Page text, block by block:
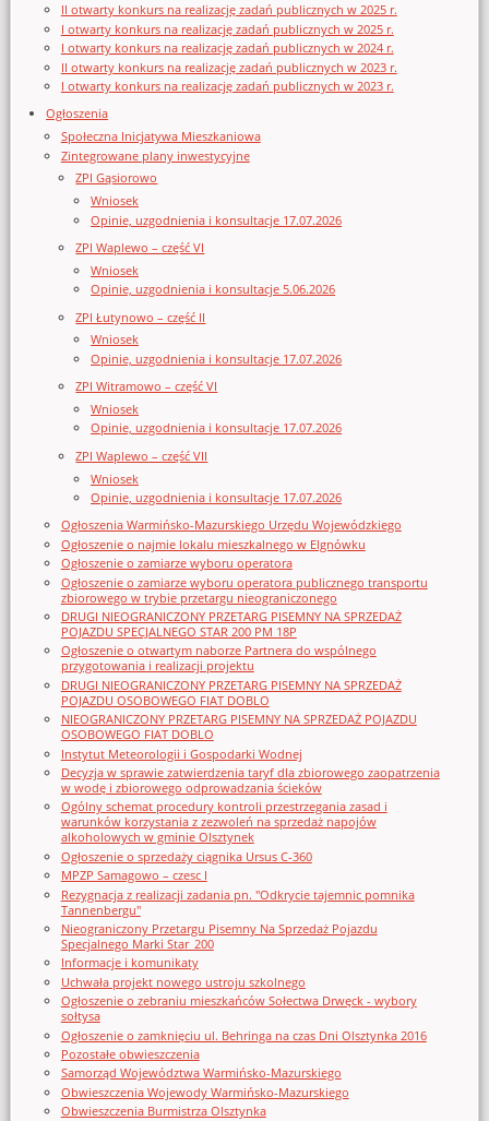
II otwarty konkurs na realizację zadań publicznych w 2025 r.
I otwarty konkurs na realizację zadań publicznych w 2025 r.
I otwarty konkurs na realizację zadań publicznych w 2024 r.
II otwarty konkurs na realizację zadań publicznych w 2023 r.
I otwarty konkurs na realizację zadań publicznych w 2023 r.
Ogłoszenia
Społeczna Inicjatywa Mieszkaniowa
Zintegrowane plany inwestycyjne
ZPI Gąsiorowo
Wniosek
Opinie, uzgodnienia i konsultacje 17.07.2026
ZPI Waplewo – część VI
Wniosek
Opinie, uzgodnienia i konsultacje 5.06.2026
ZPI Łutynowo – część II
Wniosek
Opinie, uzgodnienia i konsultacje 17.07.2026
ZPI Witramowo – część VI
Wniosek
Opinie, uzgodnienia i konsultacje 17.07.2026
ZPI Waplewo – część VII
Wniosek
Opinie, uzgodnienia i konsultacje 17.07.2026
Ogłoszenia Warmińsko-Mazurskiego Urzędu Wojewódzkiego
Ogłoszenie o najmie lokalu mieszkalnego w Elgnówku
Ogłoszenie o zamiarze wyboru operatora
Ogłoszenie o zamiarze wyboru operatora publicznego transportu
zbiorowego w trybie przetargu nieograniczonego
DRUGI NIEOGRANICZONY PRZETARG PISEMNY NA SPRZEDAŻ
POJAZDU SPECJALNEGO STAR 200 PM 18P
Ogłoszenie o otwartym naborze Partnera do wspólnego
przygotowania i realizacji projektu
DRUGI NIEOGRANICZONY PRZETARG PISEMNY NA SPRZEDAŻ
POJAZDU OSOBOWEGO FIAT DOBLO
NIEOGRANICZONY PRZETARG PISEMNY NA SPRZEDAŻ POJAZDU
OSOBOWEGO FIAT DOBLO
Instytut Meteorologii i Gospodarki Wodnej
Decyzja w sprawie zatwierdzenia taryf dla zbiorowego zaopatrzenia
w wodę i zbiorowego odprowadzania ścieków
Ogólny schemat procedury kontroli przestrzegania zasad i
warunków korzystania z zezwoleń na sprzedaż napojów
alkoholowych w gminie Olsztynek
Ogłoszenie o sprzedaży ciągnika Ursus C-360
MPZP Samagowo – czesc I
Rezygnacja z realizacji zadania pn. "Odkrycie tajemnic pomnika
Tannenbergu"
Nieograniczony Przetargu Pisemny Na Sprzedaż Pojazdu
Specjalnego Marki Star_200
Informacje i komunikaty
Uchwała projekt nowego ustroju szkolnego
Ogłoszenie o zebraniu mieszkańców Sołectwa Drwęck - wybory
sołtysa
Ogłoszenie o zamknięciu ul. Behringa na czas Dni Olsztynka 2016
Pozostałe obwieszczenia
Samorząd Województwa Warmińsko-Mazurskiego
Obwieszczenia Wojewody Warmińsko-Mazurskiego
Obwieszczenia Burmistrza Olsztynka